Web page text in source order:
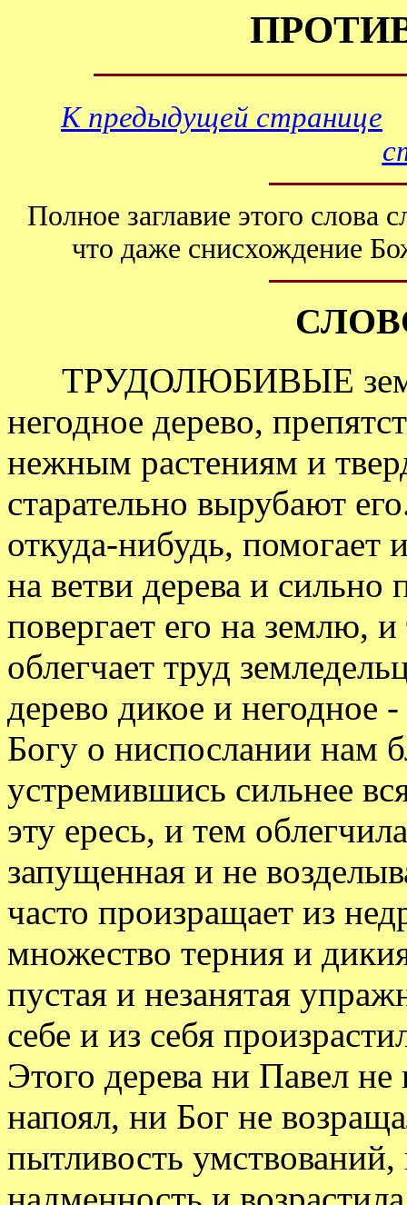
К предыдущей странице
Полное заглавие этого
что даже снисхождение
ТРУДОЛЮБИВЫЕ
негодное дерево,
нежным растениям и
старательно вырубают
откуда-нибудь, помогает
на ветви дерева и сильно
повергает его на землю,
облегчает труд
дерево дикое и негодное
Богу о ниспослании нам
устремившись сильнее
эту ересь, и тем
запущенная и не
часто произращает из
множество терния и
пустая и незанятая
себе и из себя
Этого дерева ни Павел
напоял, ни Бог не
пытливость умствований,